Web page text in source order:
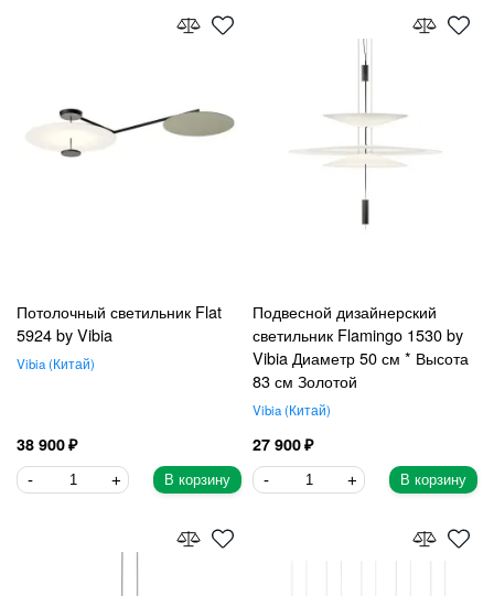
Потолочный светильник Flat
5924 by Vibia
Vibia Китай
38 900
В корзину
Подвесной дизайнерский
светильник Flamingo 1530 by
Vibia Диаметр 50 см * Высота
83 см Золотой
Vibia Китай
27 900
В корзину